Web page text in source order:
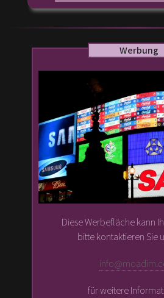
Werbung
Diese Werbefläche kann
bitte kontaktieren Sie
für weitere